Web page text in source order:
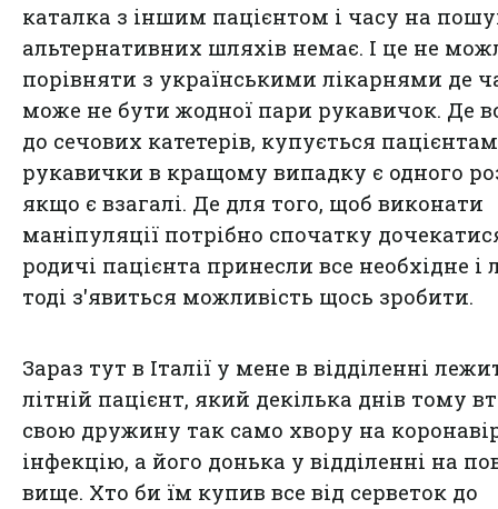
каталка з іншим пацієнтом і часу на
альтернативних шляхів немає. І це не
порівняти з українськими лікарнями де
може не бути жодної пари рукавичок. Де
до сечових катетерів, купується
рукавички в кращому випадку є одного
якщо є взагалі. Де для того, щоб виконати
маніпуляції потрібно спочатку
родичі пацієнта принесли все необхідне і
тоді з'явиться можливість щось зробити.
Зараз тут в Італії у мене в відділенні
літній пацієнт, який декілька днів тому
свою дружину так само хвору на
інфекцію, а його донька у відділенні на
вище. Хто би їм купив все від серветок до